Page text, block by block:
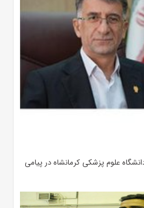
علوم پزشکی کرمانشاه در پیامی